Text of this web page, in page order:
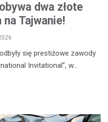
dwa złote
Tajwanie!
się prestiżowe zawody
Invitational”, w…